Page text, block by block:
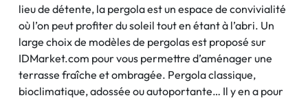
lieu de détente, la pergola est un espace de convivialité
où l’on peut profiter du soleil tout en étant à l’abri. Un
large choix de modèles de pergolas est proposé sur
IDMarket.com pour vous permettre d’aménager une
terrasse fraîche et ombragée. Pergola classique,
bioclimatique, adossée ou autoportante… Il y en a pour